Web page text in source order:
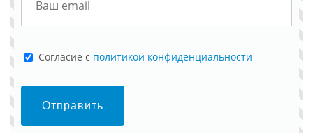
Cогласие с политикой конфиденциальности
Отправить